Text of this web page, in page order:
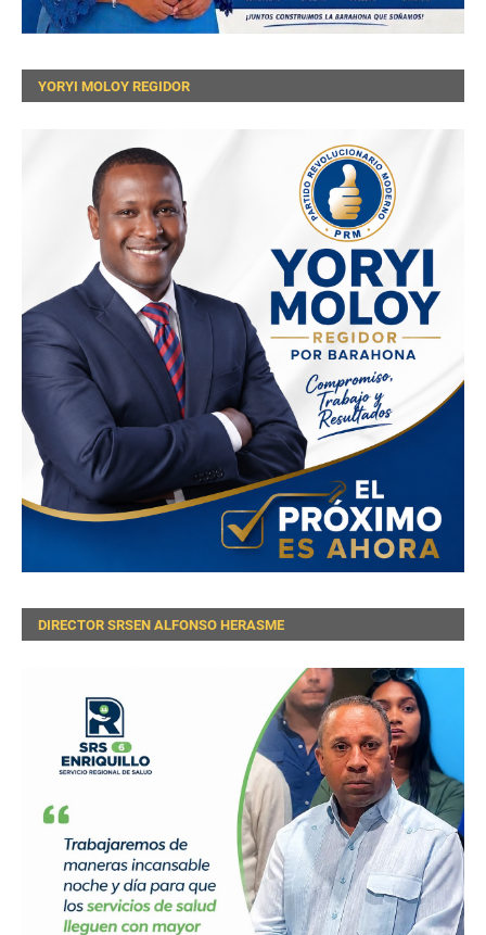
YORYI MOLOY REGIDOR
DIRECTOR SRSEN ALFONSO HERASME